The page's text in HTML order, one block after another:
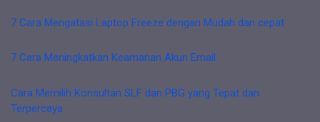
7 Cara Mengatasi Laptop Freeze dengan Mudah dan cepat
7 Cara Meningkatkan Keamanan Akun Email
Cara Memilih Konsultan SLF dan PBG yang Tepat dan
Terpercaya